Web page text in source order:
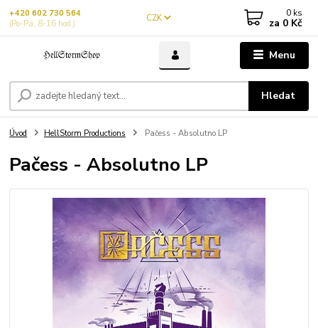
Menu
CZK
Hledat
+420 602 730 564
(Po-Pá, 8-16 hod.)
0 ks
za 0 Kč
Úvod HellStorm Productions Pačess - Absolutno LP
Pačess - Absolutno LP